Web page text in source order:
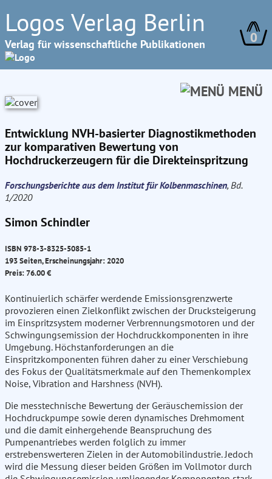
Logos Verlag Berlin
Verlag für wissenschaftliche Publikationen 0
MENÜ
Entwicklung NVH-basierter Diagnostikmethoden
zur komparativen Bewertung von
Hochdruckerzeugern für die Direkteinspritzung
Forschungsberichte aus dem Institut für Kolbenmaschinen, Bd.
1/2020
Simon Schindler
ISBN 978-3-8325-5085-1
193 Seiten, Erscheinungsjahr: 2020
Preis: 76.00 €
Kontinuierlich schärfer werdende Emissionsgrenzwerte
provozieren einen Zielkonflikt zwischen der Drucksteigerung
im Einspritzsystem moderner Verbrennungsmotoren und der
Schwingungsemission der Hochdruckkomponenten in ihre
Umgebung. Höchstanforderungen an die
Einspritzkomponenten führen daher zu einer Verschiebung
des Fokus der Qualitätsmerkmale auf den Themenkomplex
Noise, Vibration and Harshness (NVH).
Die messtechnische Bewertung der Geräuschemission der
Hochdruckpumpe sowie deren dynamisches Drehmoment
und die damit einhergehende Beanspruchung des
Pumpenantriebes werden folglich zu immer
erstrebenswerteren Zielen in der Automobilindustrie. Jedoch
wird die Messung dieser beiden Größen im Vollmotor durch